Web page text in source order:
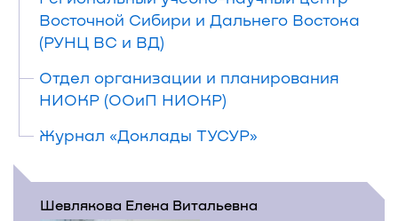
Восточной Сибири и Дальнего Востока
(РУНЦ ВС и ВД)
Отдел организации и планирования
НИОКР (ООиП НИОКР)
Журнал «Доклады ТУСУР»
Шевлякова Елена Витальевна